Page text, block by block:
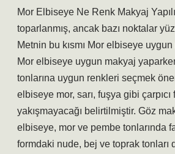
Mor Elbiseye Ne Renk Makyaj
toparlanmış, ancak bazı noktalar
Metnin bu kısmı Mor elbiseye
Mor elbiseye uygun makyaj
tonlarına uygun renkleri seçmek
elbiseye mor, sarı, fuşya gibi
yakışmayacağı belirtilmiştir. Göz
elbiseye, mor ve pembe tonlarında
formdaki nude, bej ve toprak tonları